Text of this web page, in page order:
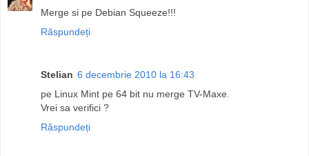
Merge si pe Debian Squeeze!!!
Răspundeți
Stelian 6 decembrie 2010 la 16:43
pe Linux Mint pe 64 bit nu merge TV-Maxe.
Vrei sa verifici ?
Răspundeți